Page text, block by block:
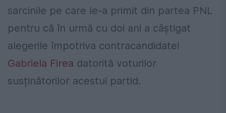
sarcinile pe care le-a primit din partea PNL
pentru că în urmă cu doi ani a câștigat
alegerile împotriva contracandidatei
Gabriela Firea datorită voturilor
susținătorilor acestui partid.